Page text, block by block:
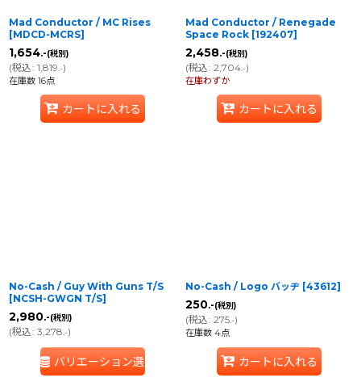
Mad Conductor / MC Rises
[MDCD-MCRS]
1,654.-(税別)
(税込: 1,819.-)
在庫数 16点
カートに入れる
Mad Conductor / Renegade
Space Rock [192407]
2,458.-(税別)
(税込: 2,704.-)
在庫わずか
カートに入れる
No-Cash / Guy With Guns T/S
[NCSH-GWGN T/S]
2,980.-(税別)
(税込: 3,278.-)
バリエーション選択
No-Cash / Logo バッヂ [43612]
250.-(税別)
(税込: 275.-)
在庫数 4点
カートに入れる